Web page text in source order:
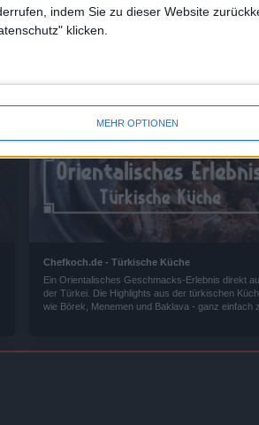
indem Sie zu dieser Website
klicken.
MEHR OPTIONEN
Chefkoch.de - Türkische Küche
Ein Orientalisches Geschmacks-Erlebnis direkt
der Türkei. Die Highlights aus der türkischen
wie Börek, Menemen und Baklava - ganz einfach